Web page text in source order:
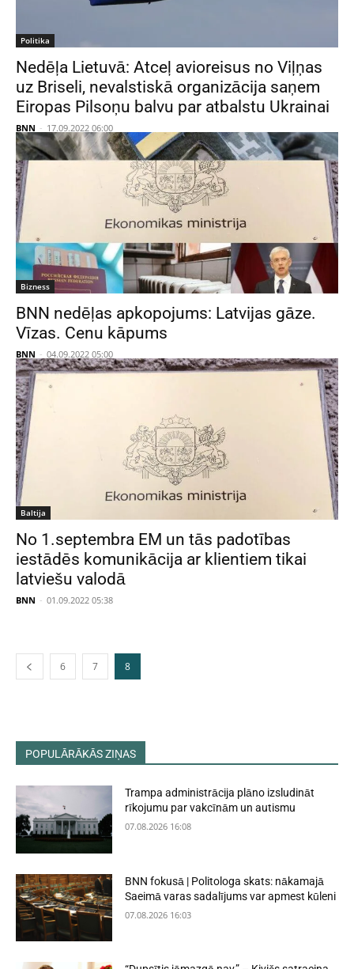
Politika
Nedēļa Lietuvā: Atceļ avioreisus no Viļņas
uz Briseli, nevalstiskā organizācija saņem
Eiropas Pilsoņu balvu par atbalstu Ukrainai
BNN - 17.09.2022 06:00
Bizness
BNN nedēļas apkopojums: Latvijas gāze.
Vīzas. Cenu kāpums
BNN - 04.09.2022 05:00
Baltija
No 1.septembra EM un tās padotības
iestādēs komunikācija ar klientiem tikai
latviešu valodā
BNN - 01.09.2022 05:38
6 7 8
POPULĀRĀKĀS ZIŅAS
Trampa administrācija plāno izsludināt
rīkojumu par vakcīnām un autismu
07.08.2026 16:08
BNN fokusā | Politologa skats: nākamajā
Saeimā varas sadalījums var apmest kūleni
07.08.2026 16:03